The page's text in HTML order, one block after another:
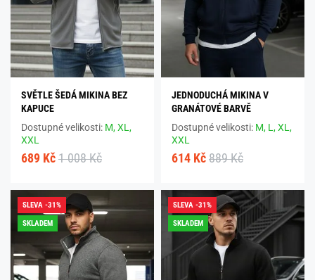
SVĚTLE ŠEDÁ MIKINA BEZ
KAPUCE
Dostupné velikosti: M,XL,
XXL
689 Kč 1 008 Kč
JEDNODUCHÁ MIKINA V
GRANÁTOVÉ BARVĚ
Dostupné velikosti: M, L,XL,
XXL
614 Kč 889 Kč
SLEVA -31%
SKLADEM
SLEVA -31%
SKLADEM